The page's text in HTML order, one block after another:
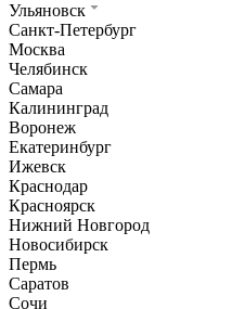
Ульяновск
Санкт-Петербург
Москва
Челябинск
Самара
Калининград
Воронеж
Екатеринбург
Ижевск
Краснодар
Красноярск
Нижний Новгород
Новосибирск
Пермь
Саратов
Сочи